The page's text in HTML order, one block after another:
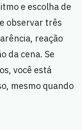
e escolha de
observar três
reação
da cena. Se
você está
mesmo quando